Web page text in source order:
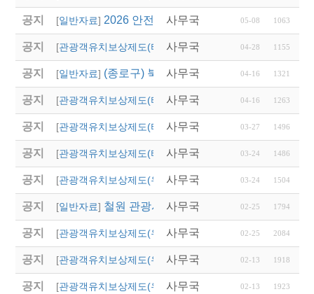
공지 [일반자료] 2026 안전여행상품선정 접수
사무국 05-08 1063
공지 [관광객유치보상제도(타 시,도)] 2026년 상반기 대전광
사무국 04-28 1155
공지 [일반자료] (종로구) 북촌 특별관리지역 전세버스 통
사무국 04-16 1321
공지 [관광객유치보상제도(타 시,도)] 2026년 달성군 파크골
사무국 04-16 1263
공지 [관광객유치보상제도(타 시,도)] 2026년 상반기 울산광
사무국 03-27 1496
공지 [관광객유치보상제도(타 시,도)] '2026 열린 여행상품 공
사무국 03-24 1486
공지 [관광객유치보상제도(우리지역)] 2026년 영주시 전담여
사무국 03-24 1504
공지 [일반자료] 철원 관광시설 임시 폐쇄 안내
사무국 02-25 1794
공지 [관광객유치보상제도(우리지역)] 2026 「버스타고 경북
사무국 02-25 2084
공지 [관광객유치보상제도(우리지역)] 2026년 영천시 단체관
사무국 02-13 1918
공지 [관광객유치보상제도(우리지역)] 2026년 칠곡군 국내·
사무국 02-13 1923